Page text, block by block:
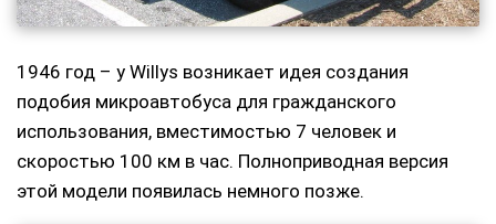
1946 год – у Willys возникает идея создания
подобия микроавтобуса для гражданского
использования, вместимостью 7 человек и
скоростью 100 км в час. Полноприводная версия
этой модели появилась немного позже.